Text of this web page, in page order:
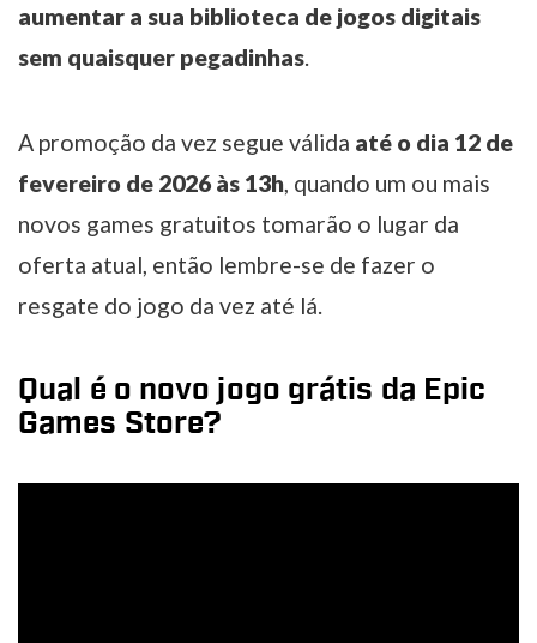
aumentar a sua biblioteca de jogos digitais
sem quaisquer pegadinhas.
A promoção da vez segue válida até o dia 12 de
fevereiro de 2026 às 13h, quando um ou mais
novos games gratuitos tomarão o lugar da
oferta atual, então lembre-se de fazer o
resgate do jogo da vez até lá.
Qual é o novo jogo grátis da Epic
Games Store?